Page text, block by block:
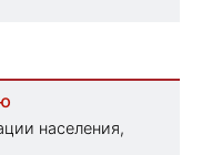
населения,